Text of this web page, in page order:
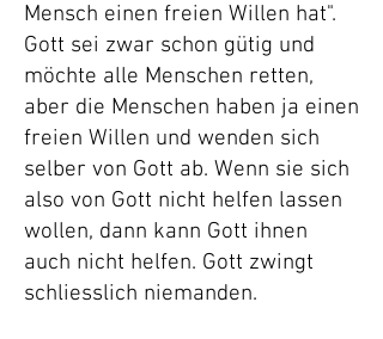
Mensch einen freien Willen hat".
Gott sei zwar schon gütig und
möchte alle Menschen retten,
aber die Menschen haben ja einen
freien Willen und wenden sich
selber von Gott ab. Wenn sie sich
also von Gott nicht helfen lassen
wollen, dann kann Gott ihnen
auch nicht helfen. Gott zwingt
schliesslich niemanden.